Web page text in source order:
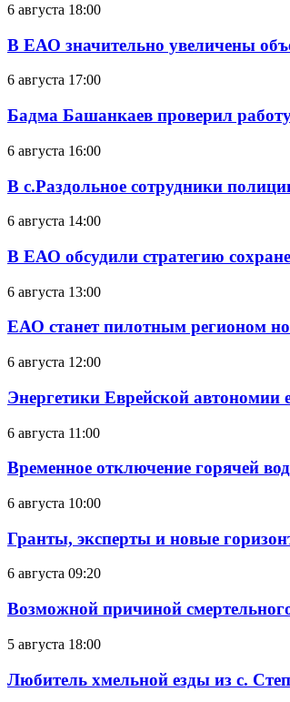
6 августа 18:00
В ЕАО значительно увеличены
6 августа 17:00
Бадма Башанкаев проверил
6 августа 16:00
В с.Раздольное сотрудники
6 августа 14:00
В ЕАО обсудили стратегию
6 августа 13:00
ЕАО станет пилотным регионом
6 августа 12:00
Энергетики Еврейской автономии
6 августа 11:00
Временное отключение горячей
6 августа 10:00
Гранты, эксперты и новые
6 августа 09:20
Возможной причиной
5 августа 18:00
Любитель хмельной езды из с.